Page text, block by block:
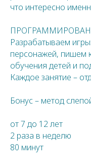
что интересно
Разрабатываем
персонажей, пишем
обучения детей и
Каждое занятие –
Бонус – метод
от 7 до 12 лет
2 раза в неделю
80 минут